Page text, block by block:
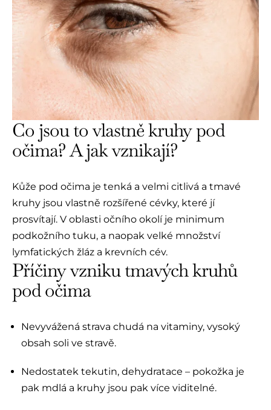
Co jsou to vlastně kruhy pod
očima? A jak vznikají?
Kůže pod očima je tenká a velmi citlivá a tmavé
kruhy jsou vlastně rozšířené cévky, které jí
prosvítají. V oblasti očního okolí je minimum
podkožního tuku, a naopak velké množství
lymfatických žláz a krevních cév.
Příčiny vzniku tmavých kruhů
pod očima
Nevyvážená strava chudá na vitaminy, vysoký
obsah soli ve stravě.
Nedostatek tekutin, dehydratace – pokožka je
pak mdlá a kruhy jsou pak více viditelné.